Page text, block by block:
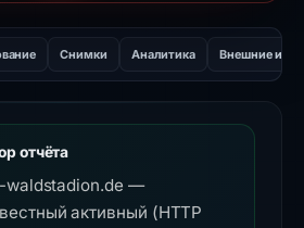
Снимки Аналитика Внешние
отчёта
waldstadion.de —
активный (HTTP